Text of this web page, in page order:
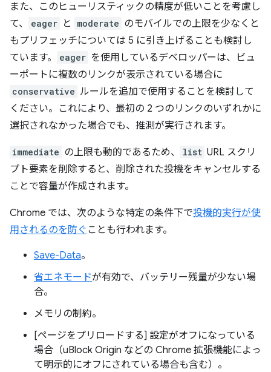
また、このヒューリスティックの精度が低いことを考慮し
て、
eager と moderate のモバイルでの上限を少なくと
もプリフェッチについては 5 に引き上げることも検討し
ています。
eager を使用しているデベロッパーは、ビュ
ーポートに複数のリンクが表示されている場合に
conservative ルールを追加で使用することを検討して
ください。これにより、最初の 2 つのリンクのいずれかに
選択されなかった場合でも、推測が実行されます。
immediate の上限も動的であるため、 list URL スクリ
プト要素を削除すると、削除された投機をキャンセルする
ことで容量が作成されます。
Chrome では、次のような特定の条件下で投機的実行が使
用されるのを防ぐ ことも行われます。
Save-Data。
省エネモードが有効で、バッテリー残量が少ない場
合。
メモリの制約。
[ページをプリロードする] 設定がオフになっている
場合（uBlock Origin などの Chrome 拡張機能によっ
て明示的にオフにされている場合も含む）。